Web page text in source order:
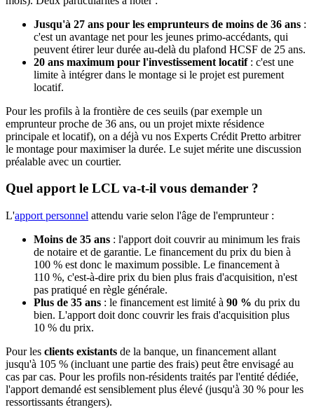
Jusqu'à 27 ans pour les emprunteurs de moins de 36 ans :
c'est un avantage net pour les jeunes primo-accédants, qui
peuvent étirer leur durée au-delà du plafond HCSF de 25 ans.
20 ans maximum pour l'investissement locatif: c'est une
limite à intégrer dans le montage si le projet est purement
locatif.
Pour les profils à la frontière de ces seuils (par exemple un
emprunteur proche de 36 ans, ou un projet mixte résidence
principale et locatif), on a déjà vu nos Experts Crédit Pretto arbitrer
le montage pour maximiser la durée. Le sujet mérite une discussion
préalable avec un courtier.
Quel apport le LCL va-t-il vous demander ?
L'apport personnel attendu varie selon l'âge de l'emprunteur :
Moins de 35 ans : l'apport doit couvrir au minimum les frais
de notaire et de garantie. Le financement du prix du bien à
100 % est donc le maximum possible. Le financement à
110 %, c'est-à-dire prix du bien plus frais d'acquisition, n'est
pas pratiqué en règle générale.
Plus de 35 ans : le financement est limité à 90 % du prix du
bien. L'apport doit donc couvrir les frais d'acquisition plus
10 % du prix.
Pour les clients existants de la banque, un financement allant
jusqu'à 105 % (incluant une partie des frais) peut être envisagé au
cas par cas. Pour les profils non-résidents traités par l'entité dédiée,
l'apport demandé est sensiblement plus élevé (jusqu'à 30 % pour les
ressortissants étrangers).